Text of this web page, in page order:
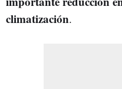
climatización.